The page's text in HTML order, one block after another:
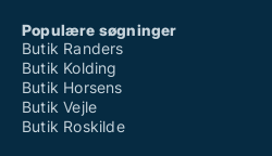
Populære søgninger
Butik Randers
Butik Kolding
Butik Horsens
Butik Vejle
Butik Roskilde